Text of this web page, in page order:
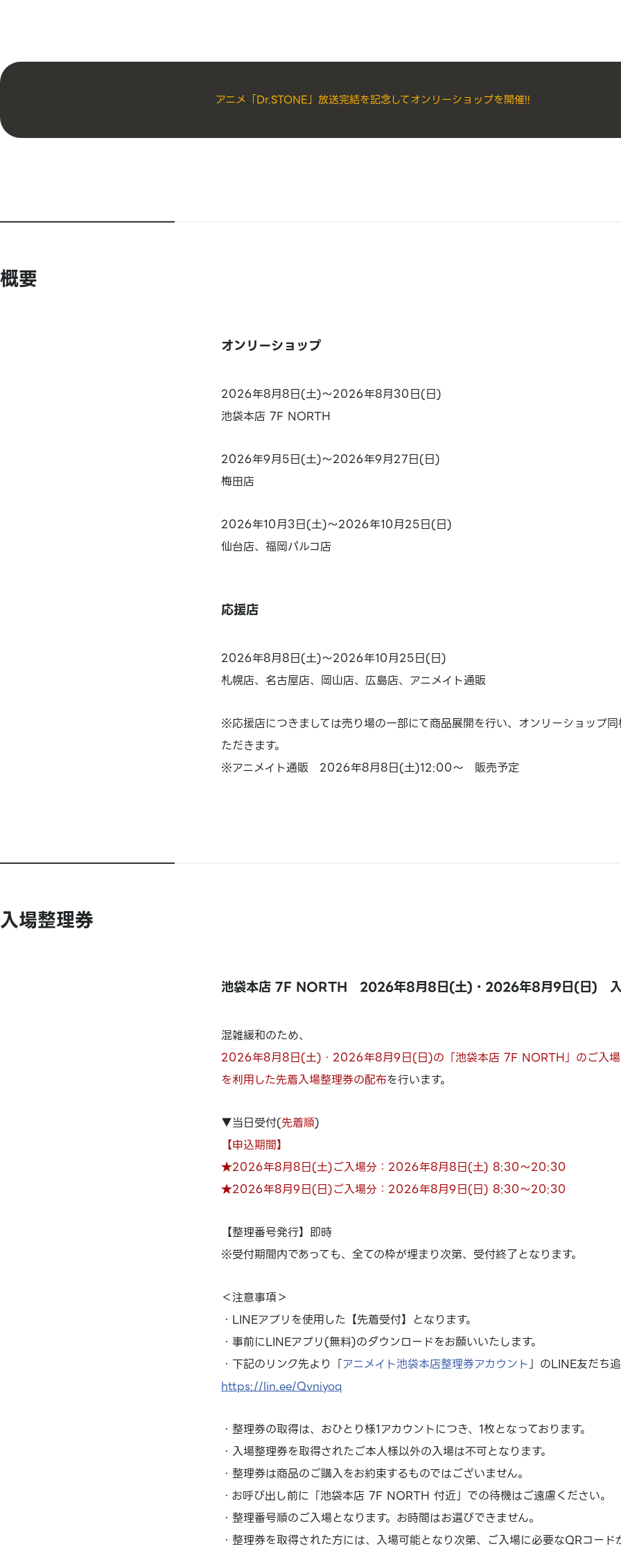
アニメ「Dr.STONE」放送完結を記念してオンリーショップを開催!!
概要
オンリーショップ
2026年8月8日(土)～2026年8月30日(日)
池袋本店 7F NORTH
2026年9月5日(土)～2026年9月27日(日)
梅田店
2026年10月3日(土)～2026年10月25日(日)
仙台店、福岡パルコ店
応援店
2026年8月8日(土)～2026年10月25日(日)
札幌店、名古屋店、岡山店、広島店、アニメイト通販
※応援店につきましては売り場の一部にて商品展開を行い、オンリーショップ
ただきます。
※アニメイト通販 2026年8月8日(土)12:00～ 販売予定
入場整理券
池袋本店 7F NORTH 2026年8月8日(土)・2026年8月9日(日) 入
混雑緩和のため、
2026年8月8日(土)・2026年8月9日(日)の「池袋本店 7F NORTH」のご入場
を利用した先着入場整理券の配布を行います。
▼当日受付(先着順)
【申込期間】
★2026年8月8日(土)ご入場分：2026年8月8日(土) 8:30～20:30
★2026年8月9日(日)ご入場分：2026年8月9日(日) 8:30～20:30
【整理番号発行】即時
※受付期間内であっても、全ての枠が埋まり次第、受付終了となります。
＜注意事項＞
・LINEアプリを使用した【先着受付】となります。
・事前にLINEアプリ(無料)のダウンロードをお願いいたします。
・下記のリンク先より「アニメイト池袋本店整理券アカウント」のLINE友だち
https://lin.ee/Qvniyoq
・整理券の取得は、おひとり様1アカウントにつき、1枚となっております。
・入場整理券を取得されたご本人様以外の入場は不可となります。
・整理券は商品のご購入をお約束するものではございません。
・お呼び出し前に「池袋本店 7F NORTH 付近」での待機はご遠慮ください。
・整理番号順のご入場となります。お時間はお選びできません。
・整理券を取得された方には、入場可能となり次第、ご入場に必要なQRコード